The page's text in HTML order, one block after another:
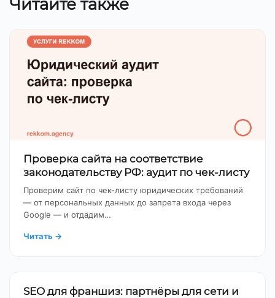
Читайте также
Проверка сайта на соответствие
законодательству РФ: аудит по чек-листу
Проверим сайт по чек-листу юридических требований
— от персональных данных до запрета входа через
Google — и отдадим…
Читать →
SEO для франшиз: партнёры для сети и